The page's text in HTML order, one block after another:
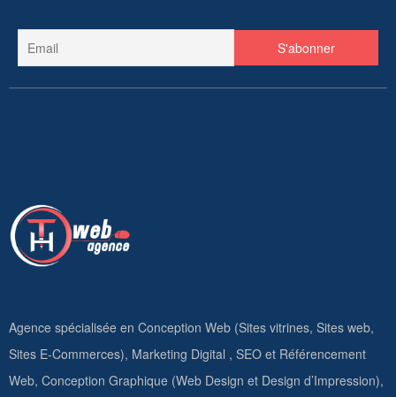
Agence spécialisée en Conception Web (Sites vitrines, Sites web,
Sites E-Commerces), Marketing Digital , SEO et Référencement
Web, Conception Graphique (Web Design et Design d’Impression),